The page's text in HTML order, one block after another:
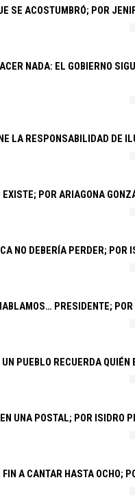
SE ACOSTUMBRÓ; POR
NADA: EL GOBIERNO
LA RESPONSABILIDAD DE
EXISTE; POR ARIAGONA
NO DEBERÍA PERDER; POR
PRESIDENTE;
PUEBLO RECUERDA
UNA POSTAL; POR ISIDRO
A CANTAR HASTA OCHO;